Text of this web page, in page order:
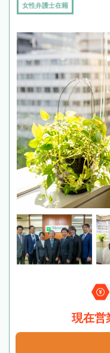
女性弁護士在籍
現在営